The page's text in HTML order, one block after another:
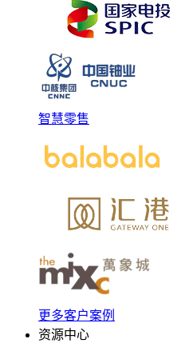
智慧零售
更多客户案例
资源中心